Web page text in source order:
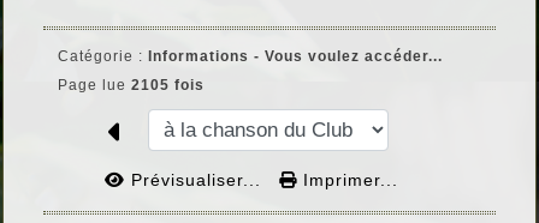
Catégorie :
Informations - Vous voulez accéder...
Page lue 2105 fois
Prévisualiser... Imprimer...